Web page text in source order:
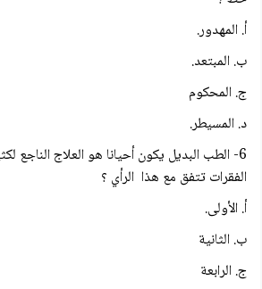
أ. المهدور.
ب. المبتعد.
ج. المحكوم
د. المسيطر.
6- الطب البديل يكون أحيانا هو العلاج الناجع
الفقرات تتفق مع هذا الرأي ؟
أ. الأولى.
ب. الثانية
ج. الرابعة